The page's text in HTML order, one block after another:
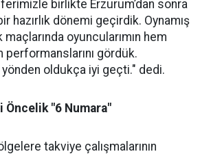
birlikte Erzurum’dan sonra
hazırlık dönemi geçirdik. Oynamış
maçlarında oyuncularımın hem
performanslarını gördük.
yönden oldukça iyi geçti." dedi.
"6 Numara"
takviye çalışmalarının